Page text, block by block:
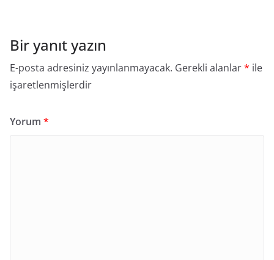
Bir yanıt yazın
E-posta adresiniz yayınlanmayacak. Gerekli alanlar* ile
işaretlenmişlerdir
Yorum *